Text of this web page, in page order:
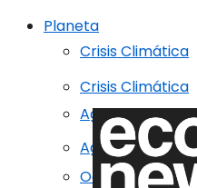
Crisis Climática
Agricultura
Océanos
Planeta
Crisis Climática
Agricultura